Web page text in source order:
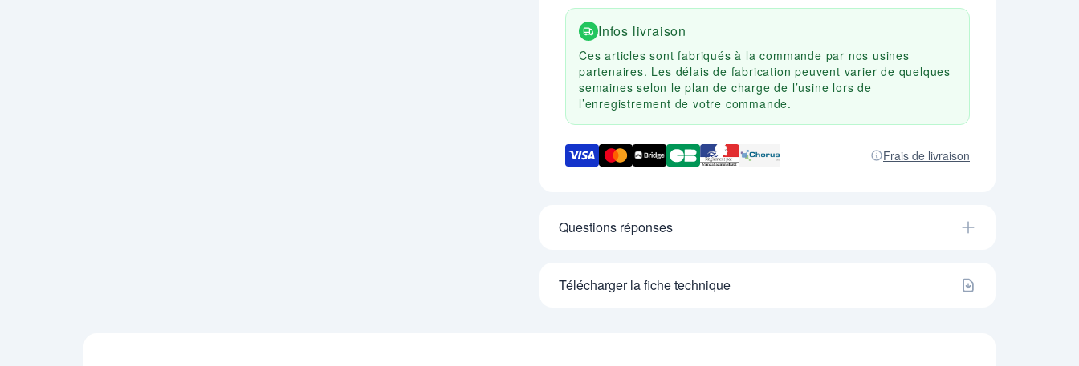
Infos livraison
Ces articles sont fabriqués à la commande par nos usines
partenaires. Les délais de fabrication peuvent varier de quelques
semaines selon le plan de charge de l’usine lors de
l’enregistrement de votre commande.
Frais de livraison
Questions réponses
Télécharger la fiche technique